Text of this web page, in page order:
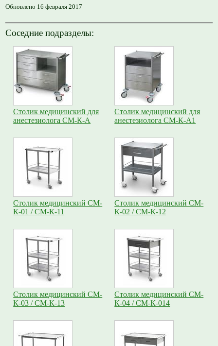
Обновлено 16 февраля 2017
Соседние подразделы:
Столик медицинский для
анестезиолога СМ-К-А
Столик медицинский для
анестезиолога СМ-К-А1
Столик медицинский СМ-
К-01 / СМ-К-11
Столик медицинский СМ-
К-02 / СМ-К-12
Столик медицинский СМ-
К-03 / СМ-К-13
Столик медицинский СМ-
К-04 / СМ-К-014